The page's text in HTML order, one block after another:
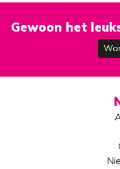
Gewoon het